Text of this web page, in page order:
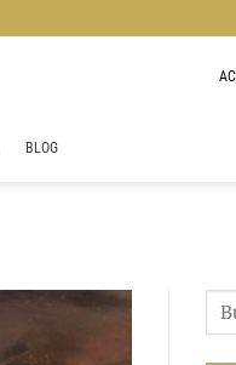
BLOG